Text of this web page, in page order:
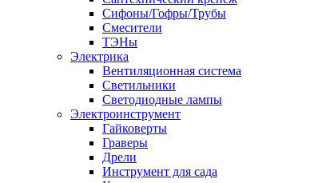
Сифоны/Гофры/Трубы
Смесители
ТЭНы
Электрика
Вентиляционная система
Светильники
Светодиодные лампы
Электроинструмент
Гайковерты
Граверы
Дрели
Инструмент для сада